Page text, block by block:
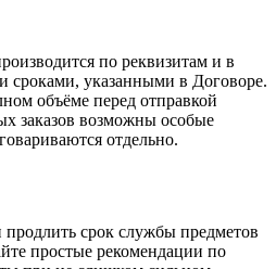
по реквизитам и в
сроками, указанными в Договоре.
объёме перед отправкой
заказов возможны особые
отдельно.
продлить срок службы предметов
простые рекомендации по